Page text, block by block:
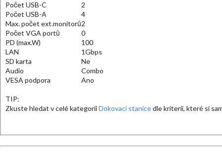
Počet USB-C
2
Počet USB-A
4
Max. počet ext.monitorů2
Počet VGA portů
0
PD (max.W)
100
LAN
1Gbps
SD karta
Ne
Audio
Combo
VESA podpora
Ano
TIP:
Zkuste hledat v celé kategoriiDokovací stanicedle kriterií, které si